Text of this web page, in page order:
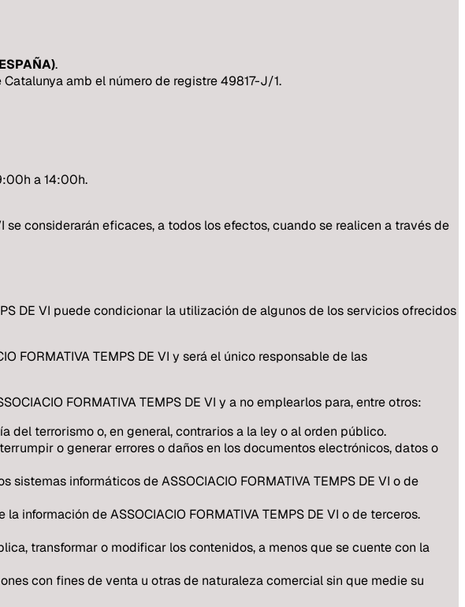
.
amb el número de registre 49817-J/1.
a 14:00h.
se considerarán eficaces, a todos los efectos, cuando se realicen a través de
DE VI puede condicionar la utilización de algunos de los servicios ofrecidos
TEMPS DE VI y será el único responsable de las
FORMATIVA TEMPS DE VI y a no emplearlos para, entre otros:
terrorismo o, en general, contrarios a la ley o al orden público.
o generar errores o daños en los documentos electrónicos, datos o
informáticos de ASSOCIACIO FORMATIVA TEMPS DE VI o de
de ASSOCIACIO FORMATIVA TEMPS DE VI o de terceros.
transformar o modificar los contenidos, a menos que se cuente con la
con fines de venta u otras de naturaleza comercial sin que medie su